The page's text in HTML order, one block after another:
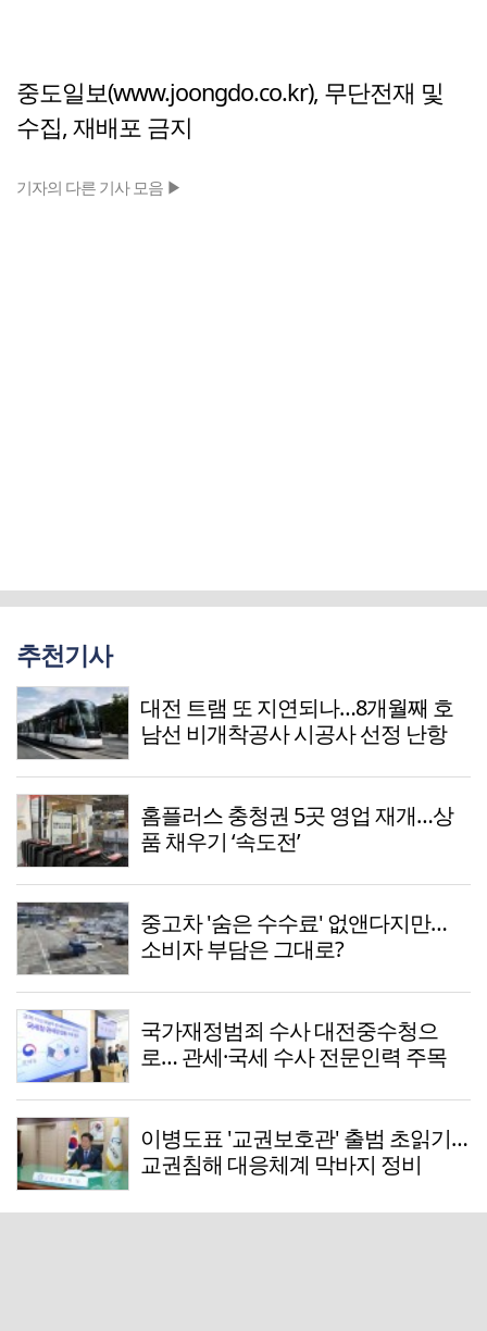
중도일보(www.joongdo.co.kr), 무단전재 및
수집, 재배포 금지
기자의 다른 기사 모음 ▶
추천기사
대전 트램 또 지연되나…8개월째 호
남선 비개착공사 시공사 선정 난항
홈플러스 충청권 5곳 영업 재개…상
품 채우기 ‘속도전’
중고차 '숨은 수수료' 없앤다지만…
소비자 부담은 그대로?
국가재정범죄 수사 대전중수청으
로… 관세·국세 수사 전문인력 주목
이병도표 '교권보호관' 출범 초읽기…
교권침해 대응체계 막바지 정비